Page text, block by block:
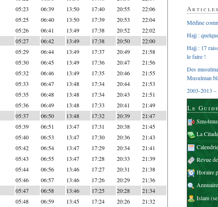
05:23
06:39 13:50 17:40 20:55
22:06
05:25
06:40 13:50 17:39 20:53
22:04
05:26
06:41 13:49 17:38 20:52
22:02
05:27
06:42 13:49 17:38 20:50
22:00
05:29
06:44 13:49 17:37 20:49
21:58
05:30
06:45 13:49 17:36 20:47
21:56
05:32
06:46 13:49 17:35 20:46
21:55
05:33
06:47 13:48 17:34 20:44
21:53
05:35
06:48 13:48 17:34 20:43
21:51
05:36
06:49 13:48 17:33 20:41
21:49
05:37
06:50 13:48 17:32 20:39
21:47
05:39
06:51 13:47 17:31 20:38
21:45
05:40
06:53 13:47 17:30 20:36
21:43
05:42
06:54 13:47 17:29 20:34
21:41
05:43
06:55 13:47 17:28 20:33
21:39
05:44
06:56 13:46 17:27 20:31
21:38
05:46
06:57 13:46 17:26 20:29
21:36
05:47
06:58 13:46 17:25 20:28
21:34
05:48
06:59 13:45 17:24 20:26
21:32
Médine
Hajj :
Hajj : 17
le faire !
Des
Musulman
2003-2013 –
Le
La
Revue
Horaire
Islam